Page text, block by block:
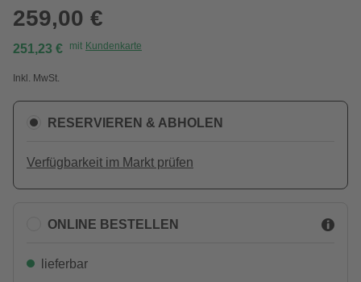
259,00 €
251,23 € mit Kundenkarte
Inkl. MwSt.
RESERVIEREN & ABHOLEN
Verfügbarkeit im Markt prüfen
ONLINE BESTELLEN
lieferbar